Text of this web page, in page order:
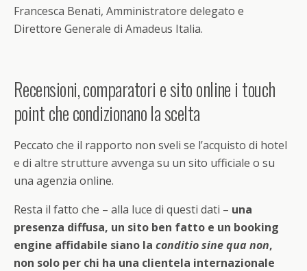
Francesca Benati, Amministratore delegato e
Direttore Generale di Amadeus Italia.
Recensioni, comparatori e sito online i touch
point che condizionano la scelta
Peccato che il rapporto non sveli se l’acquisto di hotel
e di altre strutture avvenga su un sito ufficiale o su
una agenzia online.
Resta il fatto che – alla luce di questi dati – una
presenza diffusa, un sito ben fatto e un booking
engine affidabile siano la conditio sine qua non,
non solo per chi ha una clientela internazionale